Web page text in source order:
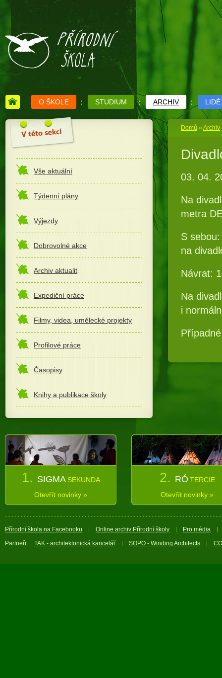
O ŠKOLE STUDIUM ARCHIV LIDÉ
Vše aktuální
Týdenní plány
Výjezdy
Dobrovolné akce
Archiv aktualit
Expediční práce
Filmy, videa, umělecké projekty
Profilové práce
Časopisy
Knihy a publikace školy
Domů » Archiv
03. 04.
Na
metra
S
na
Návrat:
Na
i
1. SIGMA SEKUNDA
Otevřít novinky »
2. RÓ TERCIE
Otevřít novinky »
Přírodní škola na Facebooku Online archiv Přírodní školy
Pro média
Partneři:
TAK - architektonická kancelář SOPO - Winding Architects